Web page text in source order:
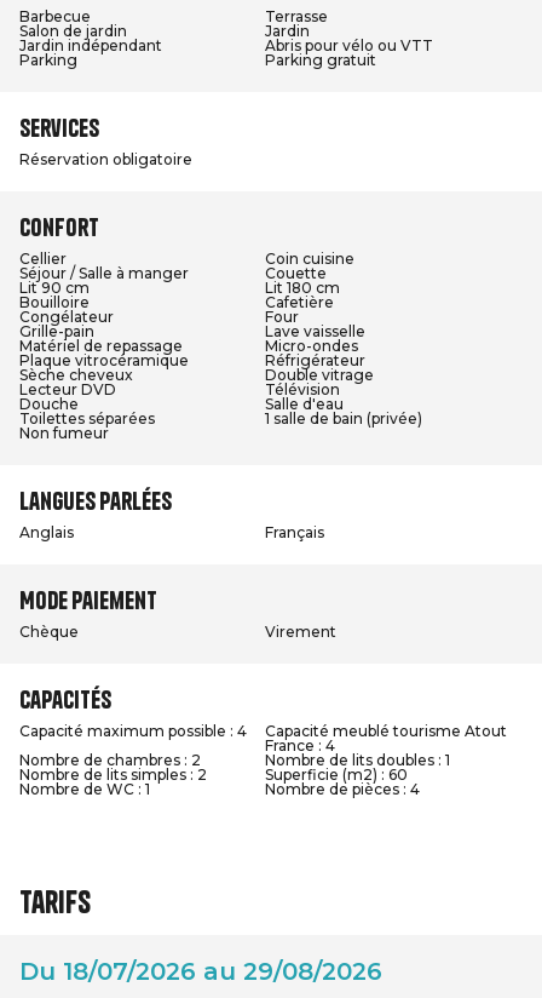
Barbecue
Terrasse
Salon de jardin
Jardin
Jardin indépendant
Abris pour vélo ou VTT
Parking
Parking gratuit
Services
Réservation obligatoire
Confort
Cellier
Coin cuisine
Séjour / Salle à manger
Couette
Lit 90 cm
Lit 180 cm
Bouilloire
Cafetière
Congélateur
Four
Grille-pain
Lave vaisselle
Matériel de repassage
Micro-ondes
Plaque vitrocéramique
Réfrigérateur
Sèche cheveux
Double vitrage
Lecteur DVD
Télévision
Douche
Salle d'eau
Toilettes séparées
1 salle de bain (privée)
Non fumeur
Langues parlées
Anglais Français
Mode paiement
Chèque Virement
Capacités
Capacité maximum possible : 4
Capacité meublé tourisme Atout
France : 4
Nombre de chambres : 2
Nombre de lits doubles : 1
Nombre de lits simples : 2
Superficie (m2) : 60
Nombre de WC : 1
Nombre de pièces : 4
Tarifs
Du 18/07/2026 au 29/08/2026